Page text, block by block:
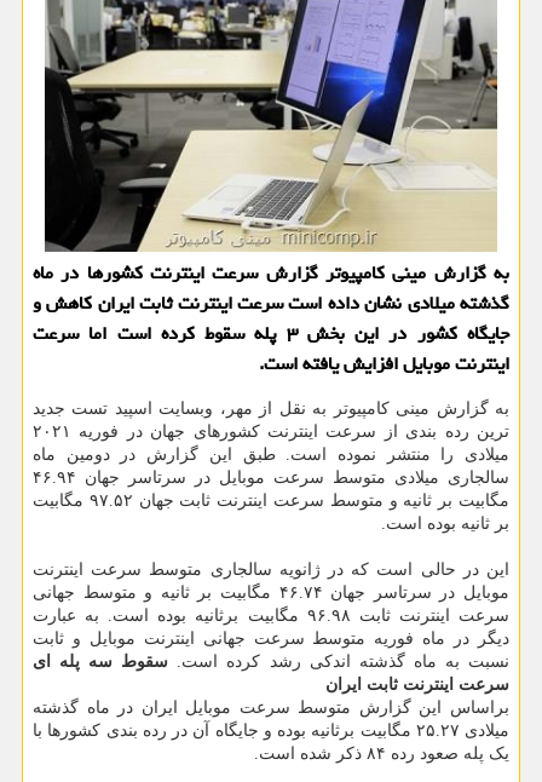
به گزارش مینی کامپیوتر گزارش سرعت اینترنت کشورها در ماه
گذشته میلادی نشان داده است سرعت اینترنت ثابت ایران کاهش و
جایگاه کشور در این بخش ۳ پله سقوط کرده است اما سرعت
اینترنت موبایل افزایش یافته است.
به گزارش مینی کامپیوتر به نقل از مهر، وبسایت اسپید تست جدید
ترین رده بندی از سرعت اینترنت کشورهای جهان در فوریه ۲۰۲۱
میلادی را منتشر نموده است. طبق این گزارش در دومین ماه
سالجاری میلادی متوسط سرعت موبایل در سرتاسر جهان ۴۶.۹۴
مگابیت بر ثانیه و متوسط سرعت اینترنت ثابت جهان ۹۷.۵۲ مگابیت
بر ثانیه بوده است.
این در حالی است که در ژانویه سالجاری متوسط سرعت اینترنت
موبایل در سرتاسر جهان ۴۶.۷۴ مگابیت بر ثانیه و متوسط جهانی
سرعت اینترنت ثابت ۹۶.۹۸ مگابیت برثانیه بوده است. به عبارت
دیگر در ماه فوریه متوسط سرعت جهانی اینترنت موبایل و ثابت
نسبت به ماه گذشته اندکی رشد کرده است. سقوط سه پله ای
سرعت اینترنت ثابت ایران
براساس این گزارش متوسط سرعت موبایل ایران در ماه گذشته
میلادی ۲۵.۲۷ مگابیت برثانیه بوده و جایگاه آن در رده بندی کشورها با
یک پله صعود رده ۸۴ ذکر شده است.